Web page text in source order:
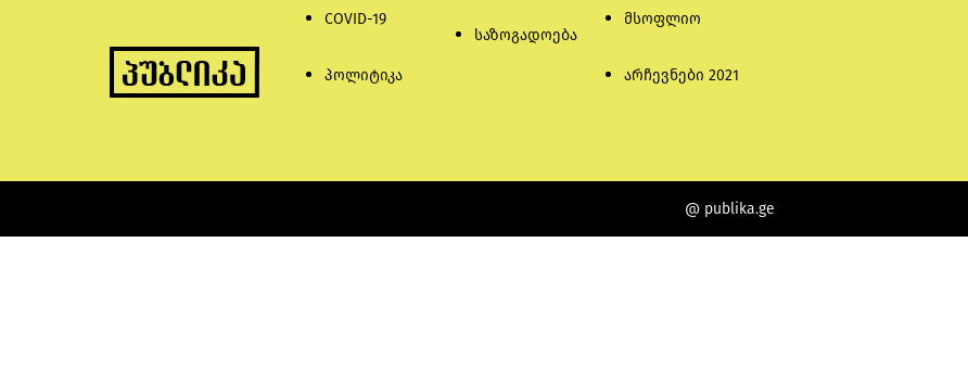
COVID-19
პოლიტიკა
საზოგადოება
მსოფლიო
არჩევნები 2021
@ publika.ge